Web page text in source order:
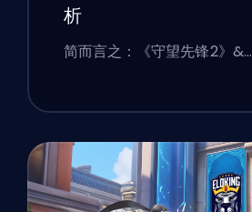
析
简而言之：《守望先锋2》&…